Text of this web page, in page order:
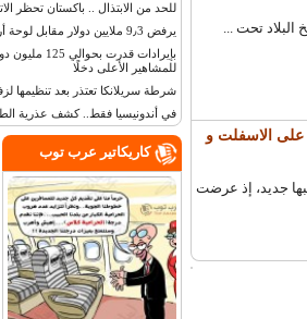
تحت ...
الاسفلت و
جديد، إذ عرضت
للحد من الابتذال .. باكستان تحظر
يرفض 9٫3 ملايين دولار مقابل لوحة أرقام سيارته
بإيرادات قدرت
للمشاهير الأعلى دخلًا
شرطة سريلانكا تعتذر بعد تنظيمها
في أندونيسيا فقط.. كشف عذرية
كاريكاتير عرب توب